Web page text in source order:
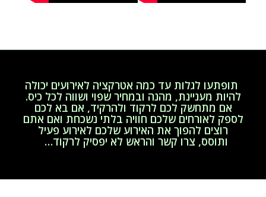
תופתעו לגלות עד כמה אטרקציה לאירועים יכולה
להיות מעניינת, מהנה ובמחיר שפוי ושווה לכל כיס.
אם מתחשק לכם לרקוד ולהרקיד, אם בא לכם
לספק לאורחים שלכם חוויה בלתי נשכחת ואם אתם
רוצים להפוך את האירוע שלכם לאירוע פעיל
ותוסס, צרו קשר והראש לא יפסיק לרקוד…